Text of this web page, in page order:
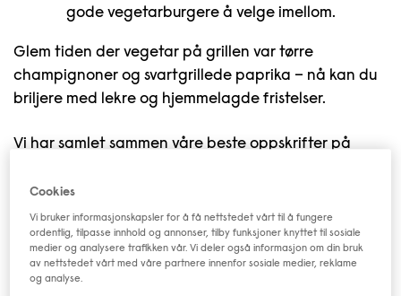
gode vegetarburgere å velge imellom.
Glem tiden der vegetar på grillen var tørre
champignoner og svartgrillede paprika – nå kan du
briljere med lekre og hjemmelagde fristelser.
Vi har samlet sammen våre beste oppskrifter på
vel enn å blande en iskald og kjølende smoothie til?
Cookies
Vi bruker informasjonskapsler for å få nettstedet vårt til å fungere
ordentlig, tilpasse innhold og annonser, tilby funksjoner knyttet til sosiale
medier og analysere trafikken vår. Vi deler også informasjon om din bruk
av nettstedet vårt med våre partnere innenfor sosiale medier, reklame
og analyse.